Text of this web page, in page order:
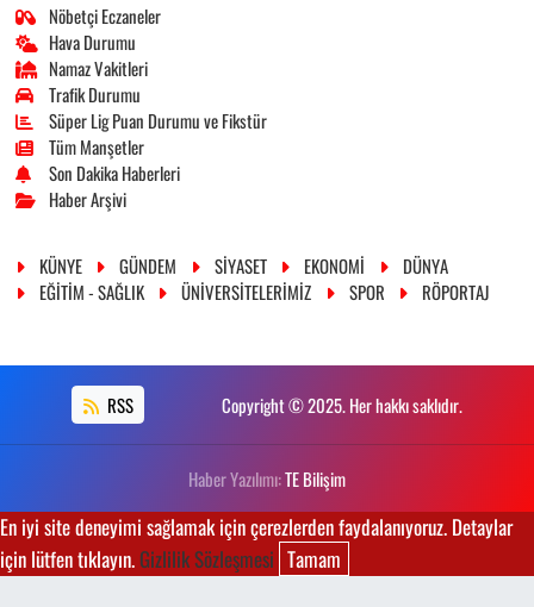
Nöbetçi Eczaneler
Hava Durumu
Namaz Vakitleri
Trafik Durumu
Süper Lig Puan Durumu ve Fikstür
Tüm Manşetler
Son Dakika Haberleri
Haber Arşivi
KÜNYE GÜNDEM SİYASET EKONOMİ
DÜNYA
EĞİTİM - SAĞLIK
ÜNİVERSİTELERİMİZ SPOR RÖPORTAJ
RSS Copyright © 2025. Her hakkı saklıdır.
Haber Yazılımı:TE Bilişim
En iyi site deneyimi sağlamak için çerezlerden faydalanıyoruz. Detaylar
için lütfen tıklayın.Gizlilik Sözleşmesi Tamam